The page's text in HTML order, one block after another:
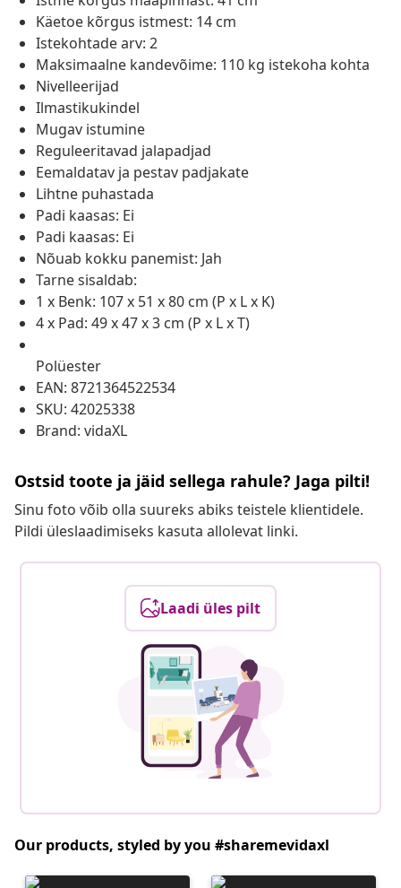
Käetoe kõrgus istmest: 14 cm
Istekohtade arv: 2
Maksimaalne kandevõime: 110 kg istekoha kohta
Nivelleerijad
Ilmastikukindel
Mugav istumine
Reguleeritavad jalapadjad
Eemaldatav ja pestav padjakate
Lihtne puhastada
Padi kaasas: Ei
Padi kaasas: Ei
Nõuab kokku panemist: Jah
Tarne sisaldab:
1 x Benk: 107 x 51 x 80 cm (P x L x K)
4 x Pad: 49 x 47 x 3 cm (P x L x T)
Polüester
EAN: 8721364522534
SKU: 42025338
Brand: vidaXL
Ostsid toote ja jäid sellega rahule? Jaga pilti!
Sinu foto võib olla suureks abiks teistele klientidele.
Pildi üleslaadimiseks kasuta allolevat linki.
Laadi üles pilt
Our products, styled by you #sharemevidaxl